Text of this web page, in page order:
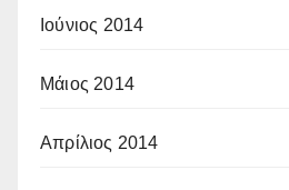
Ιούνιος 2014
Μάιος 2014
Απρίλιος 2014